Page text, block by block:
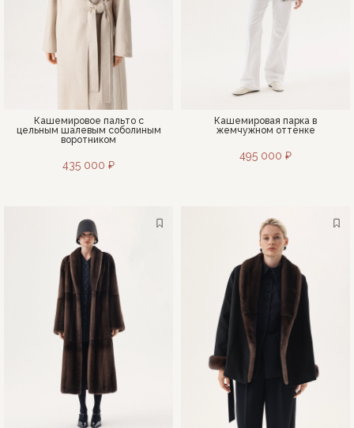
Кашемировое пальто с
цельным шалевым соболиным
воротником
435 000 ₽
Кашемировая парка в
жемчужном оттенке
495 000 ₽